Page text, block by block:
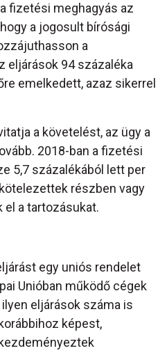
fizetési meghagyás az
a jogosult bírósági
a
eljárások 94 százaléka
emelkedett, azaz sikerrel
a követelést, az ügy a
2018-ban a fizetési
5,7 százalékából lett per
részben vagy
a tartozásukat.
egy uniós rendelet
Unióban működő cégek
eljárások száma is
képest,